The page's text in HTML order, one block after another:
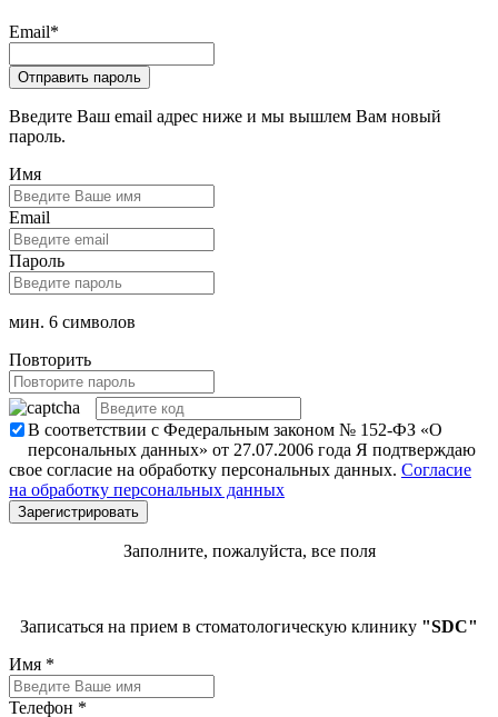
Email*
Введите Ваш email адрес ниже и мы вышлем Вам новый
пароль.
Имя
Email
Пароль
мин. 6 символов
Повторить
В соответствии с Федеральным законом № 152-ФЗ «О
персональных данных» от 27.07.2006 года Я подтверждаю
свое согласие на обработку персональных данных. Согласие
на обработку персональных данных
Заполните, пожалуйста, все поля
Записаться на прием в стоматологическую клинику "SDC"
Имя *
Телефон *